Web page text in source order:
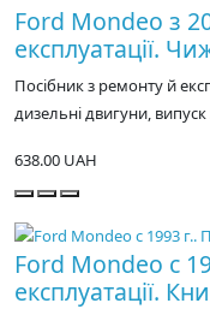
Ford Mondeo з
експлуатації.
Посібник з ремонту й
дизельні двигуни,
638.00 UAH
Ford Mondeo с
експлуатації.